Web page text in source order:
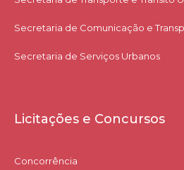
Secretaria de Comunicação e
Secretaria de Serviços Urbanos
Licitações e Concursos
Concorrência